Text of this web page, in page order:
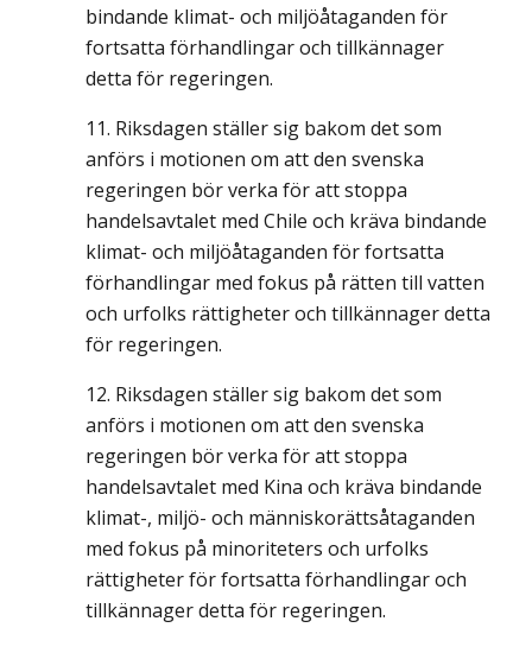
bindande klimat- och miljöåtaganden för
fortsatta förhandlingar och tillkännager
detta för regeringen.
Riksdagen ställer sig bakom det som
anförs i motionen om att den svenska
regeringen bör verka för att stoppa
handelsavtalet med Chile och kräva bindande
klimat- och miljöåtaganden för fortsatta
förhandlingar med fokus på rätten till vatten
och urfolks rättigheter och tillkännager detta
för regeringen.
Riksdagen ställer sig bakom det som
anförs i motionen om att den svenska
regeringen bör verka för att stoppa
handelsavtalet med Kina och kräva bindande
klimat-, miljö- och människorättsåtaganden
med fokus på minoriteters och urfolks
rättigheter för fortsatta förhandlingar och
tillkännager detta för regeringen.